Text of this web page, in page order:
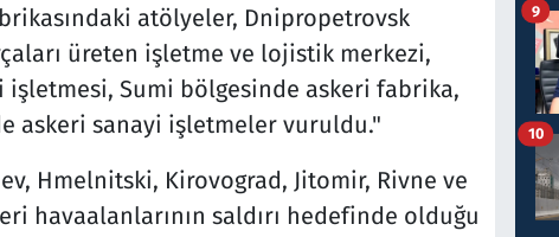
atölyeler, Dnipropetrovsk
üreten işletme ve lojistik merkezi,
işletmesi, Sumi bölgesinde askeri fabrika,
askeri sanayi işletmeler vuruldu."
Hmelnitski, Kirovograd, Jitomir, Rivne ve
havaalanlarının saldırı hedefinde olduğu
9
10